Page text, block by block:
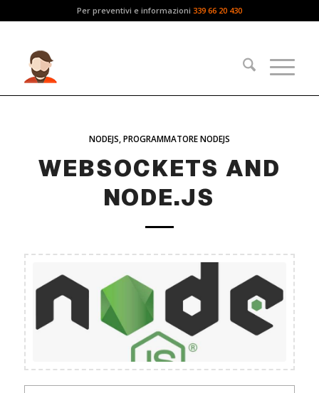
Per preventivi e informazioni 339 66 20 430
NODEJS PROGRAMMATORE NODEJS
WEBSOCKETS AND
NODE.JS